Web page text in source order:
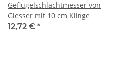
Geflügelschlachtmesser von
Giesser mit 10 cm Klinge
12,72 € *